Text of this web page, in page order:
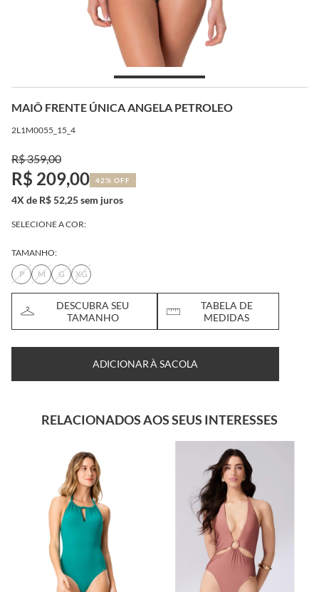
MAIÔ FRENTE ÚNICA ANGELA PETROLEO
2L1M0055_15_4
R$ 359,00
R$ 209,00 42% OFF
4X de R$ 52,25 sem juros
SELECIONE A COR:
TAMANHO:
P
M G XG
DESCUBRA SEU
TAMANHO
TABELA DE
MEDIDAS
ADICIONAR À SACOLA
RELACIONADOS AOS SEUS INTERESSES